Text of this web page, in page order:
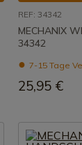
REF: 34342
MECHANIX
34342
7-15 Tage
25,95 €